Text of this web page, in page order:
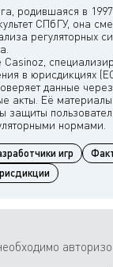
родившаяся в
СПбГУ, она
регуляторных
в юрисдикциях
данные
акты. Её
игр